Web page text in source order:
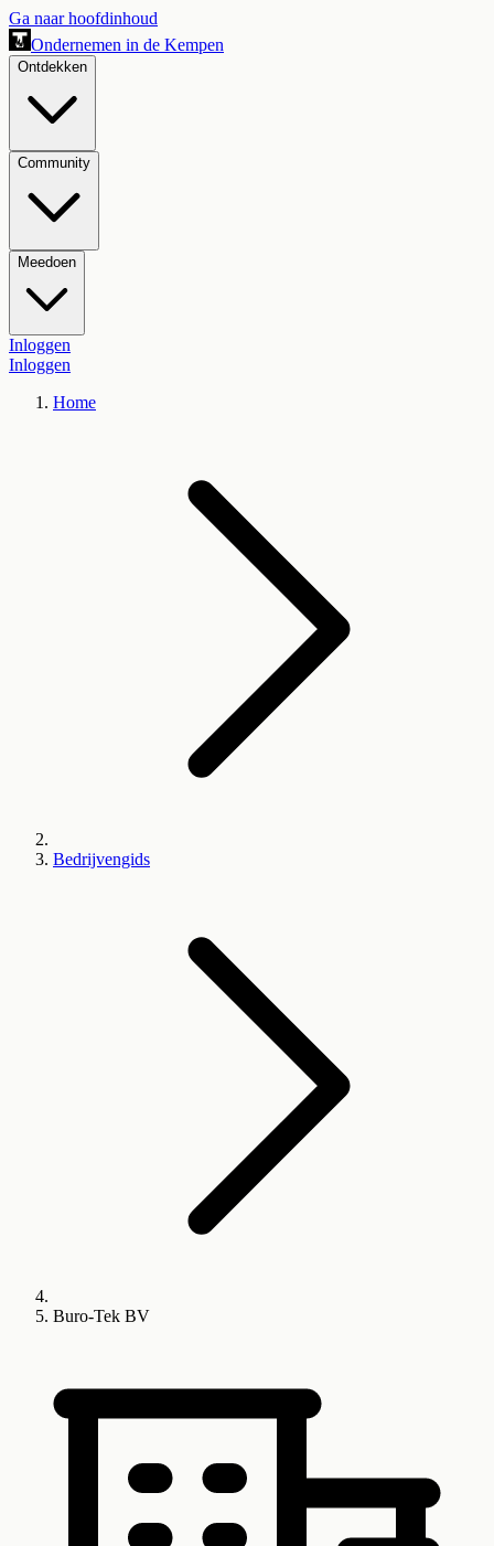
Ga naar hoofdinhoud
Ondernemen in de Kempen
Ontdekken
Community
Meedoen
Inloggen
Inloggen
Home
Bedrijvengids
Buro-Tek BV